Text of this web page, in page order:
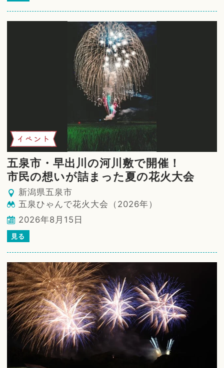
イベント
五泉市・早出川の河川敷で開催！
市民の想いが詰まった夏の花火大会
新潟県五泉市
五泉ひゃんで花火大会（2026年）
2026年8月15日
見る